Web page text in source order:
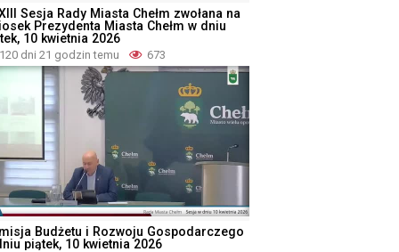
Sesja Rady Miasta Chełm zwołana na
Prezydenta Miasta Chełm w dniu
10 kwietnia 2026
120 dni 21 godzin temu 673
Budżetu i Rozwoju Gospodarczego
piątek, 10 kwietnia 2026